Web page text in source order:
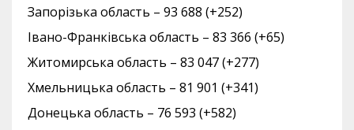
Запорізька область – 93 688 (+252)
Івано-Франківська область – 83 366 (+65)
Житомирська область – 83 047 (+277)
Хмельницька область – 81 901 (+341)
Донецька область – 76 593 (+582)